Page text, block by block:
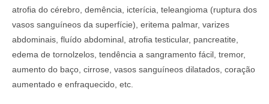
atrofia do cérebro, demência, icterícia, teleangioma (ruptura dos
vasos sanguíneos da superfície), eritema palmar, varizes
abdominais, fluído abdominal, atrofia testicular, pancreatite,
edema de tornolzelos, tendência a sangramento fácil, tremor,
aumento do baço, cirrose, vasos sanguíneos dilatados, coração
aumentado e enfraquecido, etc.